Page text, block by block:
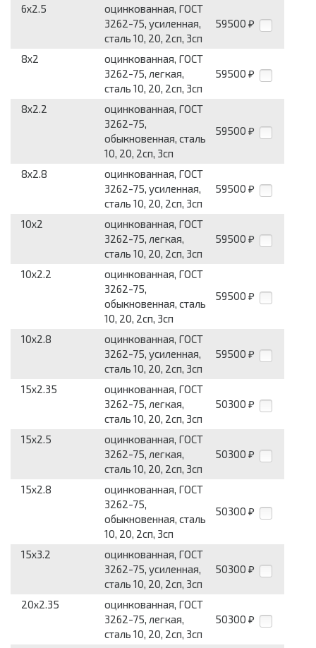
6x2.5
оцинкованная, ГОСТ
3262-75, усилен­ная,
сталь 10, 20, 2сп, 3сп
59500 ₽
8x2
оцинкованная, ГОСТ
3262-75, легкая,
сталь 10, 20, 2сп, 3сп
59500 ₽
8x2.2
оцинкованная, ГОСТ
3262-75,
обыкновенная, сталь
10, 20, 2сп, 3сп
59500 ₽
8x2.8
оцинкованная, ГОСТ
3262-75, усилен­ная,
сталь 10, 20, 2сп, 3сп
59500 ₽
10x2
оцинкованная, ГОСТ
3262-75, легкая,
сталь 10, 20, 2сп, 3сп
59500 ₽
10x2.2
оцинкованная, ГОСТ
3262-75,
обыкновенная, сталь
10, 20, 2сп, 3сп
59500 ₽
10x2.8
оцинкованная, ГОСТ
3262-75, усилен­ная,
сталь 10, 20, 2сп, 3сп
59500 ₽
15x2.35
оцинкованная, ГОСТ
3262-75, легкая,
сталь 10, 20, 2сп, 3сп
50300 ₽
15x2.5
оцинкованная, ГОСТ
3262-75, легкая,
сталь 10, 20, 2сп, 3сп
50300 ₽
15x2.8
оцинкованная, ГОСТ
3262-75,
обыкновенная, сталь
10, 20, 2сп, 3сп
50300 ₽
15x3.2
оцинкованная, ГОСТ
3262-75, усилен­ная,
сталь 10, 20, 2сп, 3сп
50300 ₽
20x2.35
оцинкованная, ГОСТ
3262-75, легкая,
сталь 10, 20, 2сп, 3сп
50300 ₽